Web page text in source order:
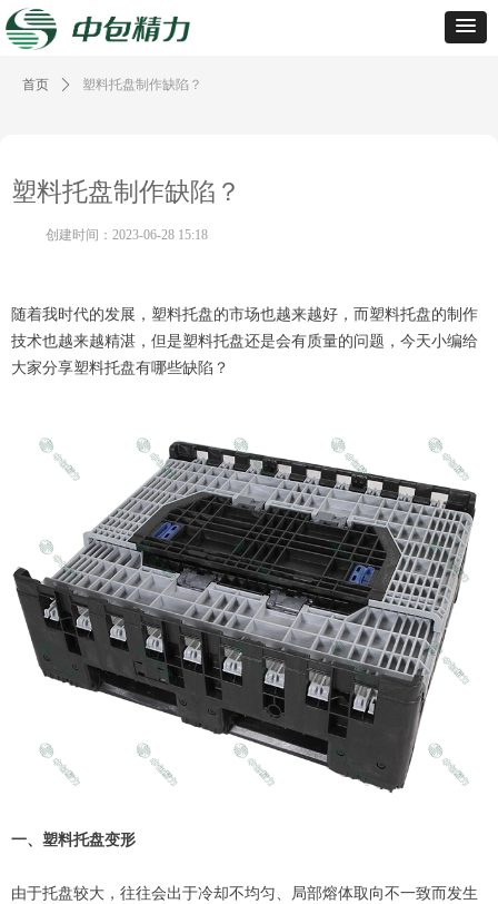
塑料托盘制作缺陷？
随着我时代的发展，塑料托盘的市场也越来越好，而塑料托盘的制作
技术也越来越精湛，但是塑料托盘还是会有质量的问题，今天小编给
大家分享塑料托盘有哪些缺陷？
一、塑料托盘变形
由于托盘较大，往往会出于冷却不均匀、局部熔体取向不一致而发生
创建时间： 2023-06-28 15:18
首页 ꄲ 塑料托盘制作缺陷？